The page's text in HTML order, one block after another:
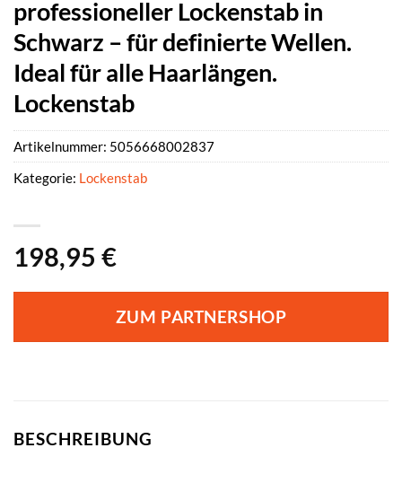
professioneller Lockenstab in
Schwarz – für definierte Wellen.
Ideal für alle Haarlängen.
Lockenstab
198,95 €
ZUM PARTNERSHOP
Artikelnummer: 5056668002837
Kategorie: Lockenstab
BESCHREIBUNG